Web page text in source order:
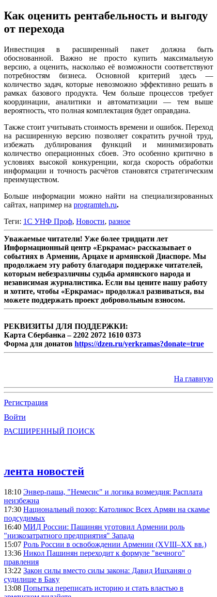
Как оценить рентабельность и выгоду
от перехода
Инвестиция в расширенный пакет должна быть
обоснованной. Важно не просто купить максимальную
версию, а оценить, насколько её возможности соответствуют
потребностям бизнеса. Основной критерий здесь —
количество задач, которые невозможно эффективно решать в
рамках базового продукта. Чем больше процессов требует
координации, аналитики и автоматизации — тем выше
вероятность, что полная комплектация будет оправдана.
Также стоит учитывать стоимость времени и ошибок. Переход
на расширенную версию позволяет сократить ручной труд,
избежать дублирования функций и минимизировать
количество операционных сбоев. Это особенно критично в
условиях высокой конкуренции, когда скорость обработки
информации и точность расчётов становятся стратегическим
преимуществом.
Больше информации можно найти на специализированных
сайтах, например на programteh.ru.
Теги: 1С УНФ Проф, Новости, разное
Уважаемые читатели! Уже более тридцати лет
Информационный центр «Еркрамас» рассказывает о
событиях в Армении, Арцахе и армянской Диаспоре. Мы
продолжаем эту работу благодаря поддержке читателей,
которым небезразличны судьба армянского народа и
независимая журналистика. Если вы цените нашу работу
и хотите, чтобы «Еркрамас» продолжал развиваться, вы
можете поддержать проект добровольным взносом.
РЕКВИЗИТЫ ДЛЯ ПОДДЕРЖКИ:
Карта Сбербанка – 2202 2072 1610 0373
Форма для донатов https://dzen.ru/yerkramas?donate=true
На главную
Регистрация
Войти
РАСШИРЕННЫЙ ПОИСК
лента новостей
18:10 Энвер-паша, "Немесис" и логика возмездия: Расплата
неизбежна
17:30 Национальный позор: Католикос Всех Армян на скамье
подсудимых
16:40 МИД России: Пашинян уготовил Армении роль
"низкозатратного предприятия" Запада
15:07 Роль России в освобождении Армении (XVIII–XX вв.)
13:36 Никол Пашинян переходит к формуле "вечного"
правления
13:22 Закон силы вместо силы закона: Давид Ишханян о
судилище в Баку
13:08 Попытка переписать историю и стать властью в